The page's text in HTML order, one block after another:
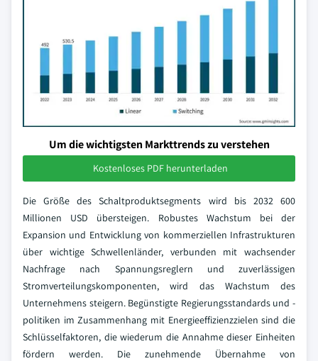
Um die wichtigsten Markttrends zu verstehen
Kostenloses PDF herunterladen
Die Größe des Schaltproduktsegments wird bis 2032 600
Millionen USD übersteigen. Robustes Wachstum bei der
Expansion und Entwicklung von kommerziellen Infrastrukturen
über wichtige Schwellenländer, verbunden mit wachsender
Nachfrage nach Spannungsreglern und zuverlässigen
Stromverteilungskomponenten, wird das Wachstum des
Unternehmens steigern. Begünstigte Regierungsstandards und -
politiken im Zusammenhang mit Energieeffizienzzielen sind die
Schlüsselfaktoren, die wiederum die Annahme dieser Einheiten
fördern werden. Die zunehmende Übernahme von